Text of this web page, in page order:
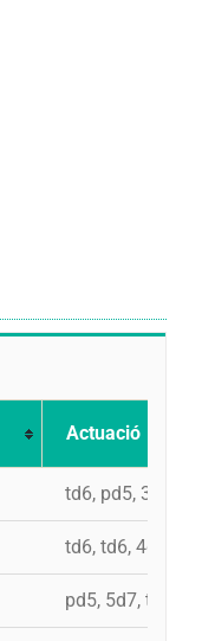
Actuació
td6, pd5, 3d7,
td6, td6, 4d7
pd5, 5d7, td7,